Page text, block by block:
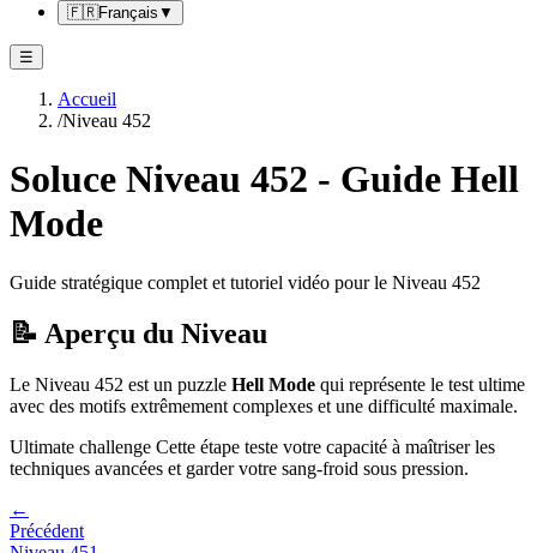
🇫🇷Français ▼
☰
Accueil
/Niveau 452
Soluce Niveau 452 - Guide Hell
Mode
Guide stratégique complet et tutoriel vidéo pour le Niveau 452
📝 Aperçu du Niveau
Le Niveau 452 est un puzzle Hell Mode qui représente le test ultime
avec des motifs extrêmement complexes et une difficulté maximale.
Ultimate challenge Cette étape teste votre capacité à maîtriser les
techniques avancées et garder votre sang-froid sous pression.
←
Précédent